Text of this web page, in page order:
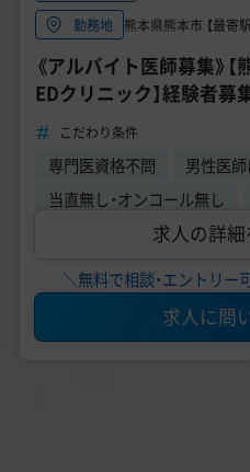
美容医療の転職お役立ち
美容医療辞典
よくあるご質問
医師採用ご担当者様・その他
勤務地
熊本県熊本市 【最寄
《アルバイト医師募集》
EDクリニック】経験者
迎◎こだわり条件
専門医資格不問 男性医
当直無し・オンコール無し
求人の詳
＼無料で相談・エントリー
求人に問